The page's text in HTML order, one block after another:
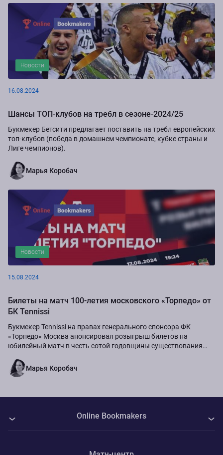
Новости
16.08.2024
Шансы ТОП-клубов на требл в сезоне-2024/25
Букмекер Бетсити предлагает поставить на требл европейских
топ-клубов (победа в домашнем чемпионате, кубке страны и
Лиге чемпионов).
Марья Коробач
Новости
15.08.2024
Билеты на матч 100-летия московского «Торпедо» от
БК Tennissi
Букмекер Tennissi на правах генерального спонсора ФК
«Торпедо» Москва анонсировал розыгрыш билетов на
юбилейный матч в честь сотой годовщины существования
Марья Коробач
Online Bookmakers